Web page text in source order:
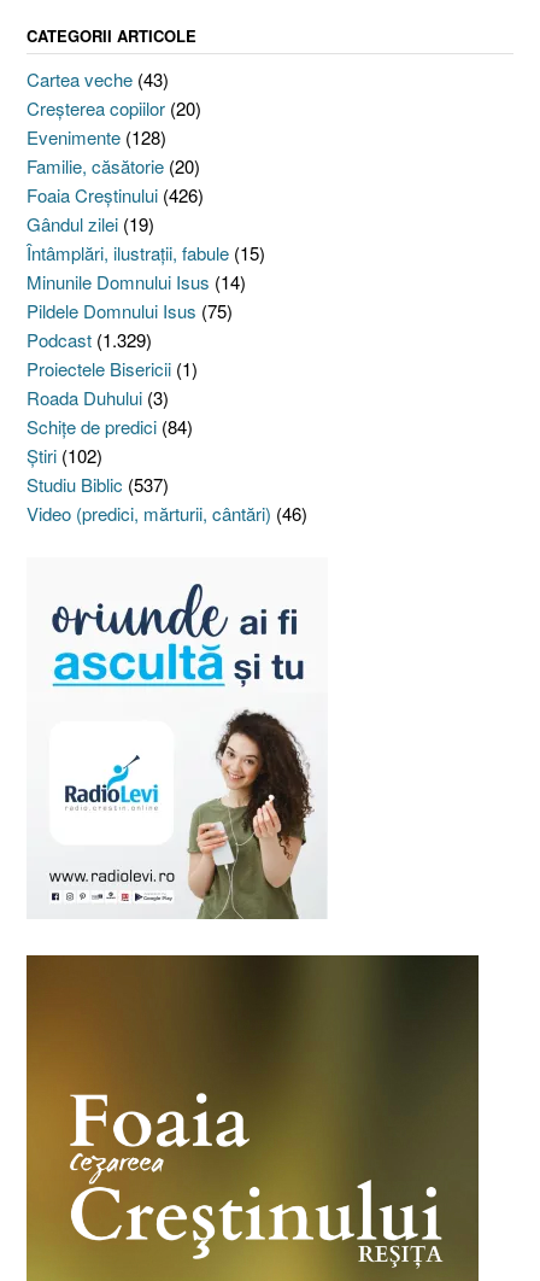
CATEGORII ARTICOLE
Cartea veche (43)
Creşterea copiilor (20)
Evenimente (128)
Familie, căsătorie (20)
Foaia Creştinului (426)
Gândul zilei (19)
Întâmplări, ilustraţii, fabule (15)
Minunile Domnului Isus (14)
Pildele Domnului Isus (75)
Podcast (1.329)
Proiectele Bisericii (1)
Roada Duhului (3)
Schiţe de predici (84)
Ştiri (102)
Studiu Biblic (537)
Video (predici, mărturii, cântări) (46)